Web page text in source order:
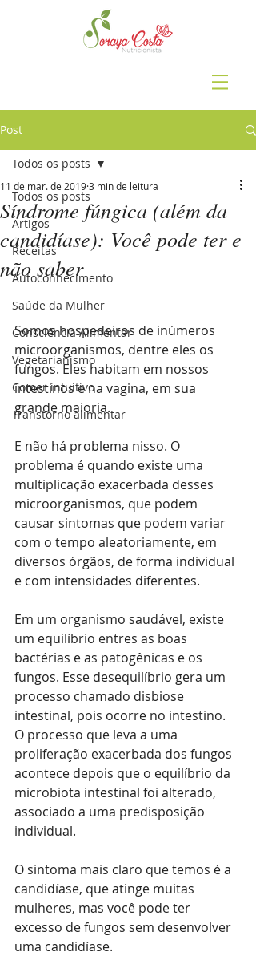
Post
Todos os posts
Artigos
Receitas
Autoconhecimento
Saúde da Mulher
Consciência Alimentar
Vegetarianismo
Comer intuitivo
Transtorno alimentar
Todos os posts
Síndrome fúngica (além da
candidíase): Você pode ter e
não saber
11 de mar. de 20193 min de leitura
Somos hospedeiros de inúmeros
microorganismos, dentre eles os
fungos. Eles habitam em nossos
intestinos e na vagina, em sua
grande maioria.
E não há problema nisso. O
problema é quando existe uma
multiplicação exacerbada desses
microorganismos, que podem
causar sintomas que podem variar
com o tempo aleatoriamente, em
diversos órgãos, de forma individual
e com intensidades diferentes.
Em um organismo saudável, existe
um equilíbrio entres as boas
bactérias e as patogênicas e os
fungos. Esse desequilíbrio gera um
processo chamado disbiose
intestinal, pois ocorre no intestino.
O processo que leva a uma
proliferação exacerbada dos fungos
acontece depois que o equilíbrio da
microbiota intestinal foi alterado,
associado a uma predisposição
individual.
O sintoma mais claro que temos é a
candidíase, que atinge muitas
mulheres, mas você pode ter
excesso de fungos sem desenvolver
uma candidíase.